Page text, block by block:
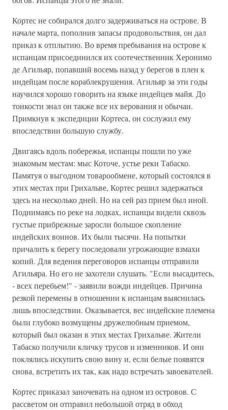
Кортес не собирался долго задерживаться на острове. В
начале марта, пополнив запасы продовольствия, он дал
приказ к отплытию. Во время пребывания на острове к
испанцам присоединился их соотечественник Херонимо
де Агильяр, попавший восемь назад у берегов в плен к
индейцам после кораблекрушения. Агильяр за эти годы
научился хорошо говорить на языке индейцев майя. До
тонкости знал он также все их верования и обычаи.
Примкнув к экспедиции Кортеса, он сослужил ему
впоследствии большую службу.
Двигаясь вдоль побережья, испанцы пошли по уже
знакомым местам: мыс Коточе, устье реки Табаско.
Памятуя о выгодном товарообмене, который состоялся в
этих местах при Грихальве, Кортес решил задержаться
здесь на несколько дней. Но на сей раз прием был иной.
Поднимаясь по реке на лодках, испанцы видели сквозь
густые прибрежные заросли большое скопление
индейских воинов. Их были тысячи. На попытки
причалить к берегу последовали угрожающие взмахи
копий. Для ведения переговоров испанцы отправили
Агильяра. Но его не захотели слушать. "Если высадитесь,
- всех перебьем!" - заявили вожди индейцев. Причина
резкой перемены в отношении к испанцам выяснилась
лишь впоследствии. Оказывается, вес индейские племена
были глубоко возмущены дружелюбным приемом,
который был оказан в этих местах Грихальве. Жители
Табаско получили кличку трусов и изменников. И они
поклялись искупить свою вину и, если белые появятся
снова, встретить их так, как надо встречать завоевателей.
Кортес приказал заночевать на одном из островов. С
рассветом он отправил небольшой отряд в обход